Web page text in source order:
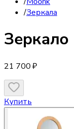
/Зеркала
Зеркало
21 700 ₽
Купить